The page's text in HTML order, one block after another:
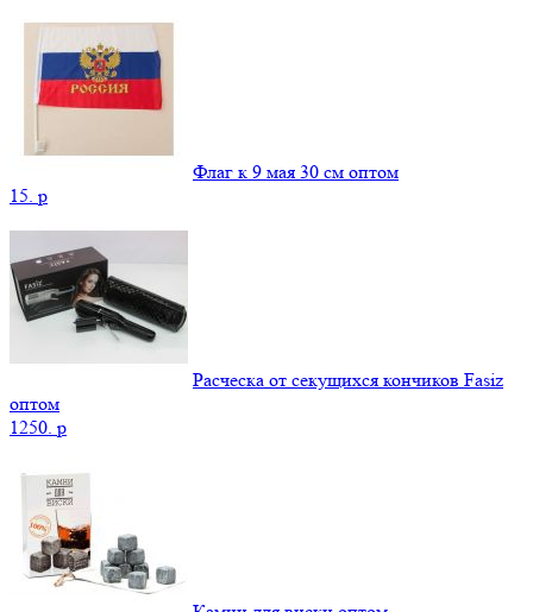
Флаг к 9 мая 30 см оптом
15. p
Расческа от секущихся кончиков Fasiz
оптом
1250. p